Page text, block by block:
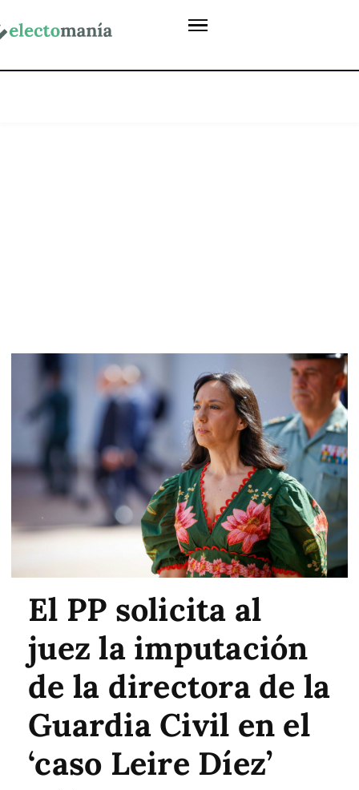
El PP solicita al
juez la imputación
de la directora de la
Guardia Civil en el
‘caso Leire Díez’